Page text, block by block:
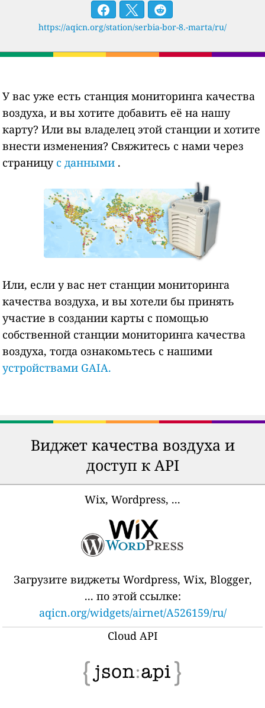
https://aqicn.org/station/serbia-bor-8.-marta/ru/
У вас уже есть станция мониторинга качества
воздуха, и вы хотите добавить её на нашу
карту? Или вы владелец этой станции и хотите
внести изменения? Свяжитесь с нами через
страницу с данными .
Или, если у вас нет станции мониторинга
качества воздуха, и вы хотели бы принять
участие в создании карты с помощью
собственной станции мониторинга качества
воздуха, тогда ознакомьтесь с нашими
устройствами GAIA.
Виджет качества воздуха и
доступ к API
Wix, Wordpress, ...
Загрузите виджеты Wordpress, Wix, Blogger,
... по этой ссылке:
aqicn.org/widgets/airnet/A526159/ru/
Cloud API